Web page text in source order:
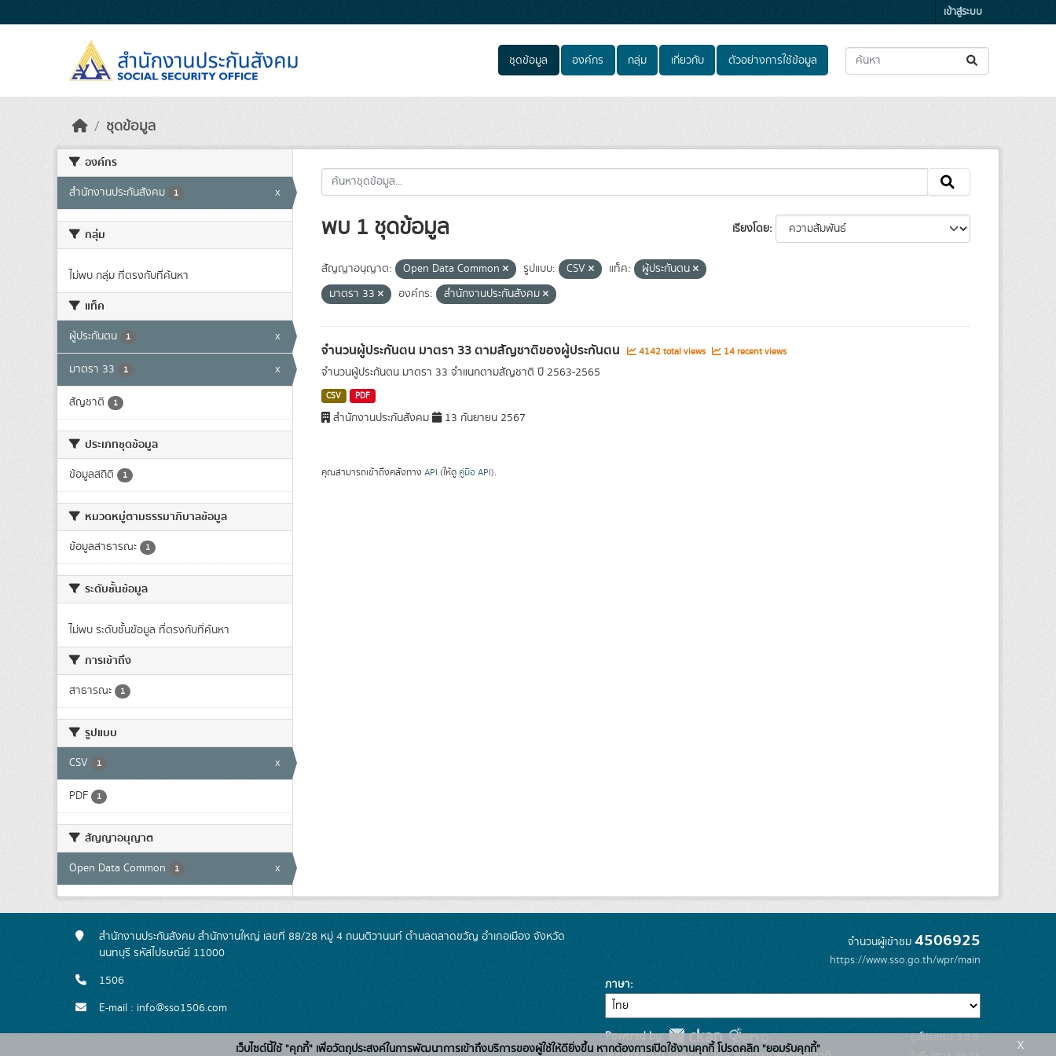
เข้าสู่ระบบ
ชุดข้อมูล องค์กร กลุ่ม เกี่ยวกับ ตัวอย่างการใช้ข้อมูล
ชุดข้อมูล
องค์กร
สำนักงานประกันสังคม 1 x
กลุ่ม
ไม่พบ กลุ่ม ที่ตรงกับที่ค้นหา
แท็ค
ผู้ประกันตน 1 x
มาตรา 33 1 x
สัญชาติ 1
ประเภทชุดข้อมูล
ข้อมูลสถิติ 1
หมวดหมู่ตามธรรมาภิบาลข้อมูล
ข้อมูลสาธารณะ 1
ระดับชั้นข้อมูล
ไม่พบ ระดับชั้นข้อมูล ที่ตรงกับที่ค้นหา
การเข้าถึง
สาธารณะ 1
รูปแบบ
CSV 1 x
PDF 1
สัญญาอนุญาต
Open Data Common 1 x
เรียงโดย
พบ 1 ชุดข้อมูล
สัญญาอนุญาต: Open Data Common รูปแบบ: CSV แท็ค:
ผู้ประกันตน
มาตรา 33
องค์กร: สำนักงานประกันสังคม
จำนวนผู้ประกันตน มาตรา 33 ตามสัญชาติของผู้ประกันตน 4142 total views 14 recent views
จำนวนผู้ประกันตน มาตรา 33 จำแนกตามสัญชาติ ปี 2563-2565
CSV PDF
สำนักงานประกันสังคม 13 กันยายน 2567
คุณสามารถเข้าถึงคลังทาง API (ให้ดู คู่มือ API).
สำนักงานประกันสังคม สำนักงานใหญ่ เลขที่ 88/28 หมู่ 4 ถนนติวานนท์ ตำบลตลาดขวัญ อำเภอเมือง จังหวัด
นนทบุรี รหัสไปรษณีย์ 11000
1506
E-mail : info@sso1506.com
จำนวนผู้เข้าชม 4506925
https://www.sso.go.th/wpr/main
ภาษา
Powered by:
รุ่นโปรแกรม: 3.0.0
เว็บไซต์นี้ใช้ "คุกกี้" เพื่อวัตถุประสงค์ในการพัฒนาการเข้าถึงบริการของผู้ใช้ให้ดียิ่งขึ้น หากต้องการเปิดใช้งานคุกกี้ โปรดคลิก "ยอมรับคุกกี้" x